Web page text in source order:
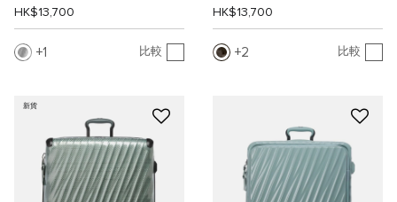
HK$13,700
1 比較
HK$13,700
2 比較
新貨